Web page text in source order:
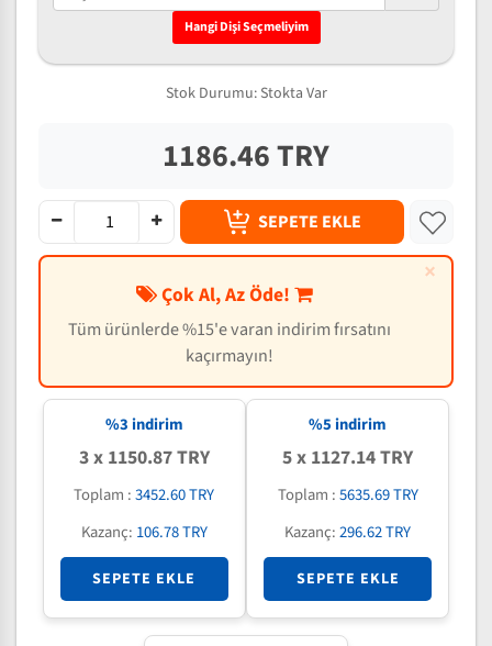
Hangi Dişi Seçmeliyim
Stok Durumu: Stokta Var
1186.46 TRY
SEPETE EKLE
×
Çok Al, Az Öde!
Tüm ürünlerde %15'e varan indirim fırsatını
kaçırmayın!
%3 indirim
3 x 1150.87 TRY
Toplam :3452.60 TRY
Kazanç: 106.78 TRY
SEPETE EKLE
%5 indirim
5 x 1127.14 TRY
Toplam :5635.69 TRY
Kazanç:296.62 TRY
SEPETE EKLE